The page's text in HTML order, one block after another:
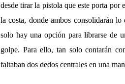
desde tirar la pistola que este porta por
la costa, donde ambos consolidarán
solo hay una opción para librarse de
golpe. Para ello, tan solo contarán
faltaban dos dedos centrales en una